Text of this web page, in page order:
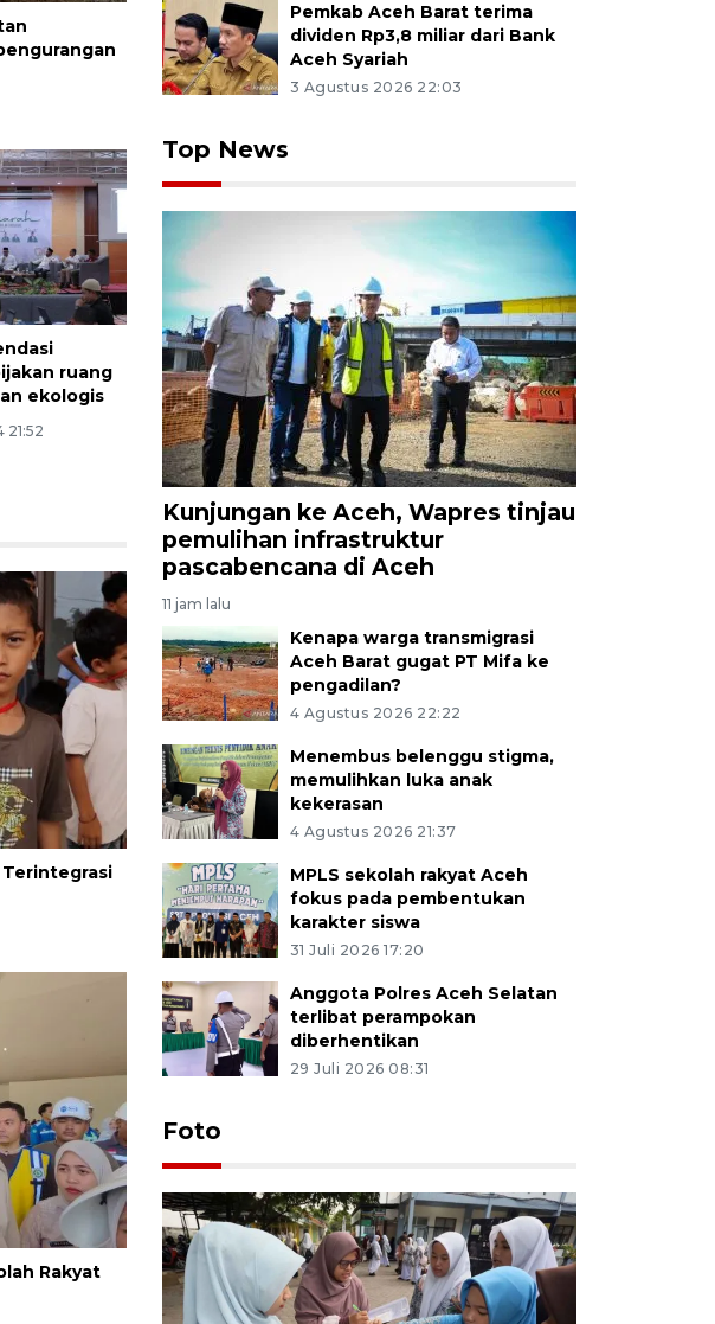
ruang
ekologis
Rakyat
Pemkab Aceh Barat terima
dividen Rp3,8 miliar dari Bank
Aceh Syariah
3 Agustus 2026 22:03
Top News
Kunjungan ke Aceh, Wapres tinjau
pemulihan infrastruktur
pascabencana di Aceh
11 jam lalu
Kenapa warga transmigrasi
Aceh Barat gugat PT Mifa ke
pengadilan?
4 Agustus 2026 22:22
Menembus belenggu stigma,
memulihkan luka anak
kekerasan
4 Agustus 2026 21:37
MPLS sekolah rakyat Aceh
fokus pada pembentukan
karakter siswa
31 Juli 2026 17:20
Anggota Polres Aceh Selatan
terlibat perampokan
diberhentikan
29 Juli 2026 08:31
Foto